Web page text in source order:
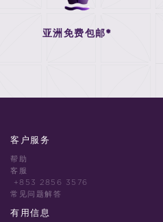
亚洲免费包邮*
客户服务
帮助
客服
+853 2856 3576
常见问题解答
有用信息